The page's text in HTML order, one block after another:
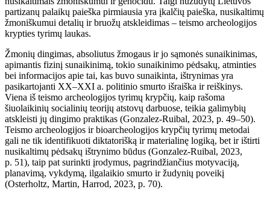
partizanų palaikų paieška pirmiausia yra įkalčių paieška, nusikaltimų
žmoniškumui detalių ir bruožų atskleidimas – teismo archeologijos
krypties tyrimų laukas.
Žmonių dingimas, absoliutus žmogaus ir jo sąmonės sunaikinimas,
apimantis fizinį sunaikinimą, tokio sunaikinimo pėdsakų, atminties
bei informacijos apie tai, kas buvo sunaikinta, ištrynimas yra
pasikartojanti XX–XXI a. politinio smurto išraiška ir reiškinys.
Viena iš teismo archeologijos tyrimų krypčių, kaip rašoma
šiuolaikinių socialinių teorijų atstovų darbuose, teikia galimybių
atskleisti jų dingimo praktikas (Gonzalez-Ruibal, 2023, p. 49–50).
Teismo archeologijos ir bioarcheologijos krypčių tyrimų metodai
gali ne tik identifikuoti diktatorišką ir materialinę logiką, bet ir ištirti
nusikaltimų pėdsakų ištrynimo būdus (Gonzalez-Ruibal, 2023,
p. 51), taip pat surinkti įrodymus, pagrindžiančius motyvaciją,
planavimą, vykdymą, ilgalaikio smurto ir žudynių poveikį
(Osterholtz, Martin, Harrod, 2023, p. 70).